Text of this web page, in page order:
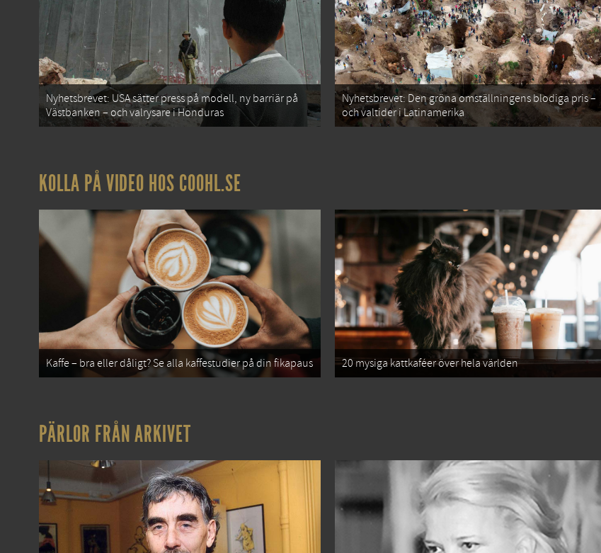
Nyhetsbrevet: USA sätter press på modell, ny barriär på
Västbanken – och valrysare i Honduras
Nyhetsbrevet: Den gröna omställningens blodiga pris –
och valtider i Latinamerika
KOLLA PÅ VIDEO HOS COOHL.SE
Kaffe – bra eller dåligt? Se alla kaffestudier på din fikapaus 20 mysiga kattkaféer över hela världen
PÄRLOR FRÅN ARKIVET